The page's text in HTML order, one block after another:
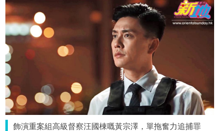
飾演重案組高級督察汪國棟嘅黃宗澤，單拖奮力追捕罪